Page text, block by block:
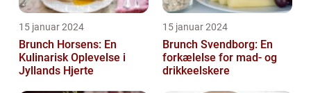
15 januar 2024
Brunch Horsens: En
Kulinarisk Oplevelse i
Jyllands Hjerte
15 januar 2024
Brunch Svendborg: En
forkælelse for mad- og
drikkeelskere